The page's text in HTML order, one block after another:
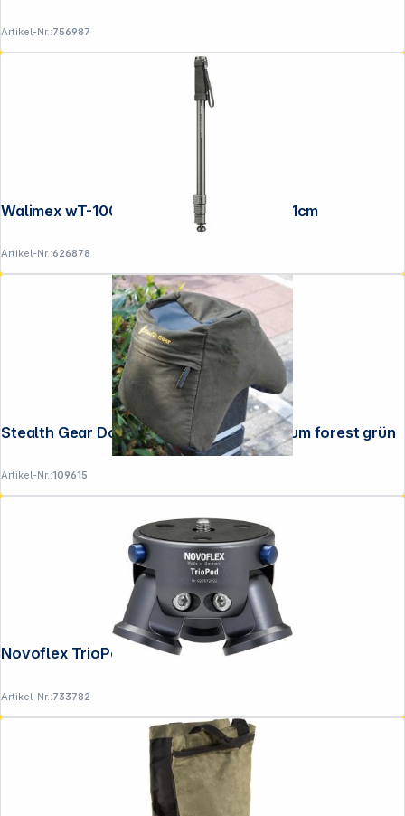
Artikel-Nr.:756987
Walimex wT-1003 Basic-Einbeinstativ, 171cm
Artikel-Nr.:626878
Stealth Gear Doppel-Bohnensack Jubiläum forest grün
Artikel-Nr.:109615
Novoflex TrioPod Stativbasis
Artikel-Nr.:733782